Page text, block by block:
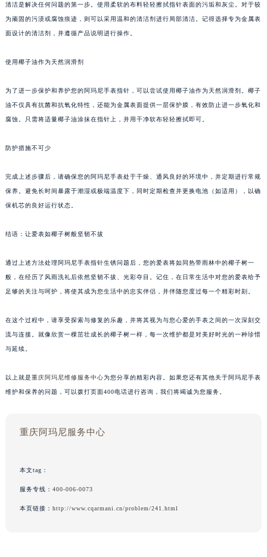
清洁是解决任何问题的第一步。使用柔软的布料轻轻擦拭指针表面的污垢和灰尘。对于较
为顽固的污渍或腐蚀痕迹，则可以采用温和的清洁剂进行局部清洁。记得选择专为金属表
面设计的清洁剂，并遵循产品说明进行操作。
使用椰子油作为天然润滑剂
为了进一步保护和养护您的阿玛尼手表指针，可以尝试使用椰子油作为天然润滑剂。椰子
油不仅具有抗菌和抗氧化特性，还能为金属表面提供一层保护膜，有效防止进一步氧化和
腐蚀。只需将适量椰子油涂抹在指针上，并用干净软布轻轻擦拭即可。
防护措施不可少
完成上述步骤后，请确保您的阿玛尼手表处于干燥、通风良好的环境中，并定期进行常规
保养。避免长时间暴露于潮湿或极端温度下，同时定期检查并更换电池（如适用），以确
保机芯的良好运行状态。
结语：让爱表如椰子树般坚韧不拔
通过上述方法处理阿玛尼手表指针生锈问题后，您的爱表将如同热带雨林中的椰子树一
般，在经历了风雨洗礼后依然坚韧不拔、光彩夺目。记住，在日常生活中对您的爱表给予
足够的关注与呵护，将使其成为您生活中的忠实伴侣，并伴随您度过每一个精彩时刻。
在这个过程中，请享受探索与修复的乐趣，并将其视为与您心爱的手表之间的一次深刻交
流与连接。就像欣赏一棵茁壮成长的椰子树一样，每一次维护都是对美好时光的一种珍惜
与延续。
以上就是重庆阿玛尼维修服务中心为您分享的精彩内容。如果您还有其他关于阿玛尼手表
维护和保养的问题，可以拨打页面400电话进行咨询，我们将竭诚为您服务。
重庆阿玛尼服务中心
本文tag：
服务专线： 400-006-0073
本页链接： http://www.cqarmani.cn/problem/241.html